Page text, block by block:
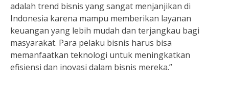
adalah trend bisnis yang sangat menjanjikan di
Indonesia karena mampu memberikan layanan
keuangan yang lebih mudah dan terjangkau bagi
masyarakat. Para pelaku bisnis harus bisa
memanfaatkan teknologi untuk meningkatkan
efisiensi dan inovasi dalam bisnis mereka.”